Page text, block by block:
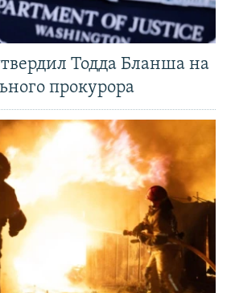
Тодда Бланша на
прокурора